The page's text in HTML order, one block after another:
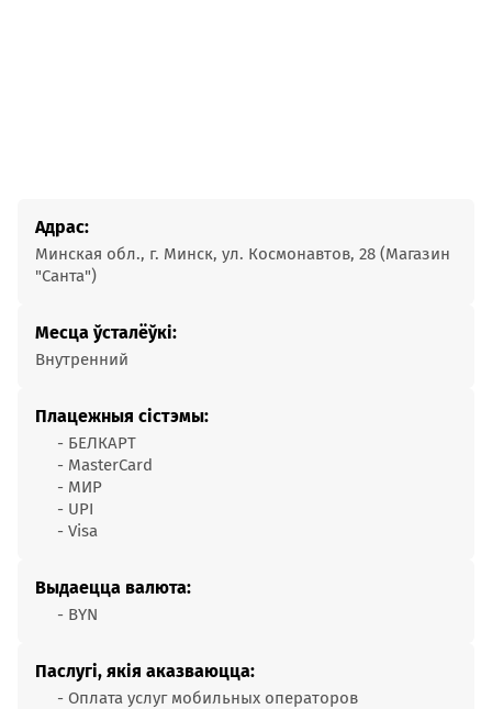
Адрас:
Минская обл., г. Минск, ул. Космонавтов, 28 (Магазин
"Санта")
Месца ўсталёўкі:
Внутренний
Плацежныя сістэмы:
- БЕЛКАРТ
- MasterCard
- МИР
- UPI
- Visa
Выдаецца валюта:
- BYN
Паслугі, якія аказваюцца:
- Оплата услуг мобильных операторов